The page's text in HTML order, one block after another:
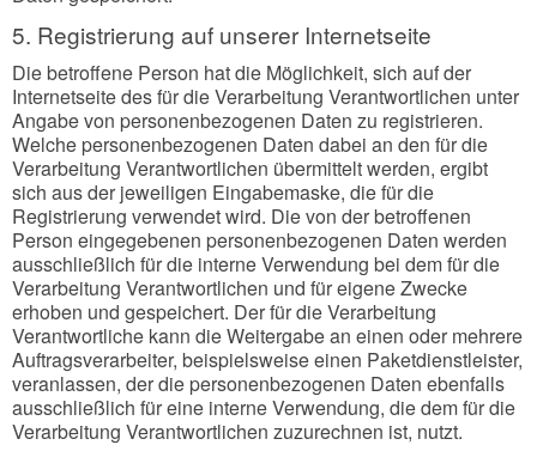
5. Registrierung auf unserer Internetseite
Die betroffene Person hat die Möglichkeit, sich auf der
Internetseite des für die Verarbeitung Verantwortlichen unter
Angabe von personenbezogenen Daten zu registrieren.
Welche personenbezogenen Daten dabei an den für die
Verarbeitung Verantwortlichen übermittelt werden, ergibt
sich aus der jeweiligen Eingabemaske, die für die
Registrierung verwendet wird. Die von der betroffenen
Person eingegebenen personenbezogenen Daten werden
ausschließlich für die interne Verwendung bei dem für die
Verarbeitung Verantwortlichen und für eigene Zwecke
erhoben und gespeichert. Der für die Verarbeitung
Verantwortliche kann die Weitergabe an einen oder mehrere
Auftragsverarbeiter, beispielsweise einen Paketdienstleister,
veranlassen, der die personenbezogenen Daten ebenfalls
ausschließlich für eine interne Verwendung, die dem für die
Verarbeitung Verantwortlichen zuzurechnen ist, nutzt.